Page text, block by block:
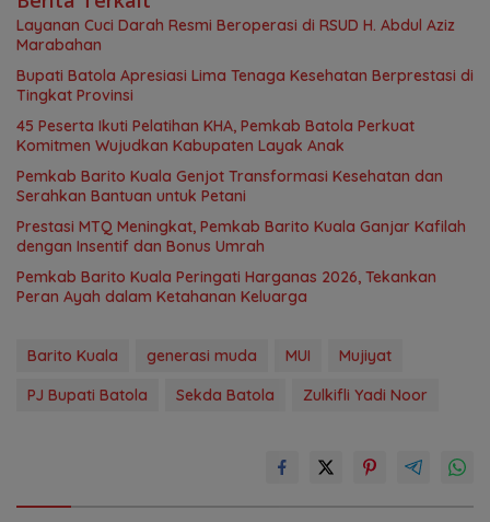
Layanan Cuci Darah Resmi Beroperasi di RSUD H. Abdul Aziz
Marabahan
Bupati Batola Apresiasi Lima Tenaga Kesehatan Berprestasi di
Tingkat Provinsi
45 Peserta Ikuti Pelatihan KHA, Pemkab Batola Perkuat
Komitmen Wujudkan Kabupaten Layak Anak
Pemkab Barito Kuala Genjot Transformasi Kesehatan dan
Serahkan Bantuan untuk Petani
Prestasi MTQ Meningkat, Pemkab Barito Kuala Ganjar Kafilah
dengan Insentif dan Bonus Umrah
Pemkab Barito Kuala Peringati Harganas 2026, Tekankan
Peran Ayah dalam Ketahanan Keluarga
Barito Kuala generasi muda MUI
Mujiyat
PJ Bupati Batola
Sekda Batola Zulkifli Yadi Noor